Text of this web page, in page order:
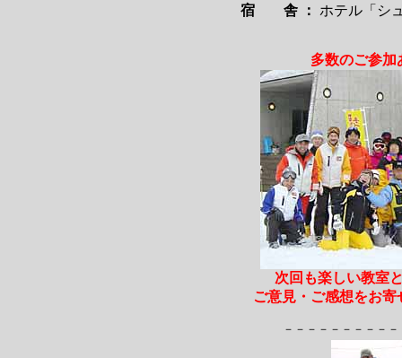
宿 舎 ：
ホテル「
多数のご参加
次回も楽しい教室
ご意見・ご感想をお
－－－－－－－－－